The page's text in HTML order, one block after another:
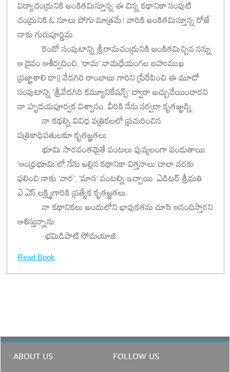
విద్యాచంద్రునికి అంకితమిస్తూన్న ఈ చిన్న కథానికా సంపుటి
చంద్రునికి ఓ నూలు పోగు మాత్రమే! వారికి అంకితమిస్తూన్న రోజే
నాకు గురుపూర్ణిమ.
రెండో సంపుటాన్ని శ్రీరామచంద్రునికి అంకితమిచ్చిన నన్ను
ఆ దైవం ఆశీర్వదించి, 'రామ' నామధేయంగల బహుముఖ
ప్రజ్ఞాశాలి డా|| వేదగిరి రాంబాబు గారిని ప్రేరేపించి ఈ మూడో
సంపుటాన్ని 'శ్రీవేదగిరి కమ్యూనికేషన్స్‌' ద్వారా అచ్చువేయించారని
నా హృదయపూర్వక విశ్వాసం. వీరికి నేను సర్వదా కృతజ్ఞుడ్ని.
నా కథల్ని వివిధ పత్రికలలో ప్రచురించిన
పత్రికాధిపతులకూ కృతజ్ఞతలు.
భూమి సారవంతమైతే పంటలు పుష్కలంగా పండుతాయి.
'ఆంధ్రభూమి'లో నేను జల్లిన కథానికా విత్తనాలు చాలా వరకు
ఫలించి నాకు 'వార', 'మాస' పంటల్ని ఇచ్చాయి. ఎడిటర్‌ శ్రీమతి
ఎ.ఎస్‌.లక్ష్మిగారికి ప్రత్యేక కృతజ్ఞతలు.
నా కథానికలు అందులోని భావుకతను చూసి ఆనందిస్తారని
ఆశిస్తున్నాను.
-భమిడిపాటి సోమయాజి
Read Book
ABOUT US FOLLOW US